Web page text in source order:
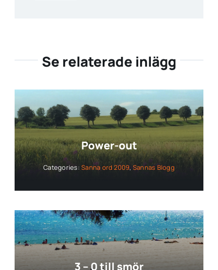
Se relaterade inlägg
Power-out
Categories:Sanna ord 2009, Sannas Blogg
3 – 0 till smör